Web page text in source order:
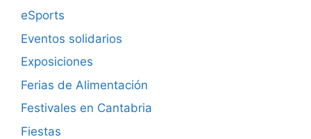
eSports
Eventos solidarios
Exposiciones
Ferias de Alimentación
Festivales en Cantabria
Fiestas